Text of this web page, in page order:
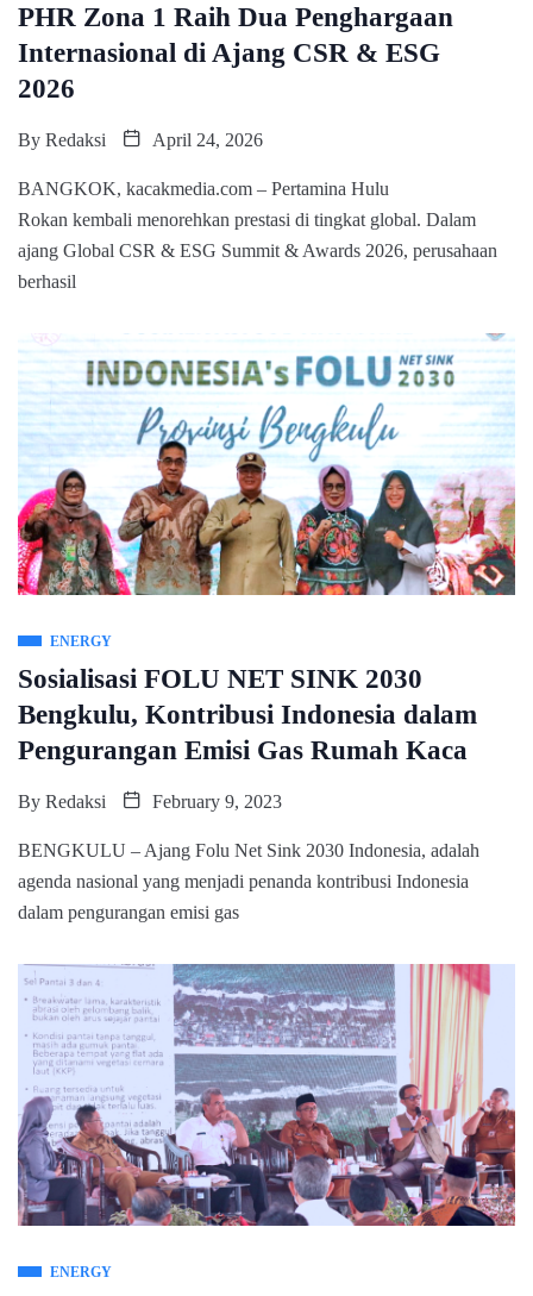
PHR Zona 1 Raih Dua Penghargaan
Internasional di Ajang CSR & ESG
2026
By Redaksi April 24, 2026
BANGKOK, kacakmedia.com – Pertamina Hulu
Rokan kembali menorehkan prestasi di tingkat global. Dalam
ajang Global CSR & ESG Summit & Awards 2026, perusahaan
berhasil
ENERGY
Sosialisasi FOLU NET SINK 2030
Bengkulu, Kontribusi Indonesia dalam
Pengurangan Emisi Gas Rumah Kaca
By Redaksi February 9, 2023
BENGKULU – Ajang Folu Net Sink 2030 Indonesia, adalah
agenda nasional yang menjadi penanda kontribusi Indonesia
dalam pengurangan emisi gas
ENERGY